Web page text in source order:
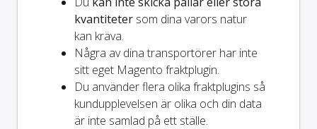
kvantiteter som dina varors natur
kan kräva.
Några av dina transportörer har inte
sitt eget Magento fraktplugin.
Du använder flera olika fraktplugins så
kundupplevelsen är olika och din data
är inte samlad på ett ställe.